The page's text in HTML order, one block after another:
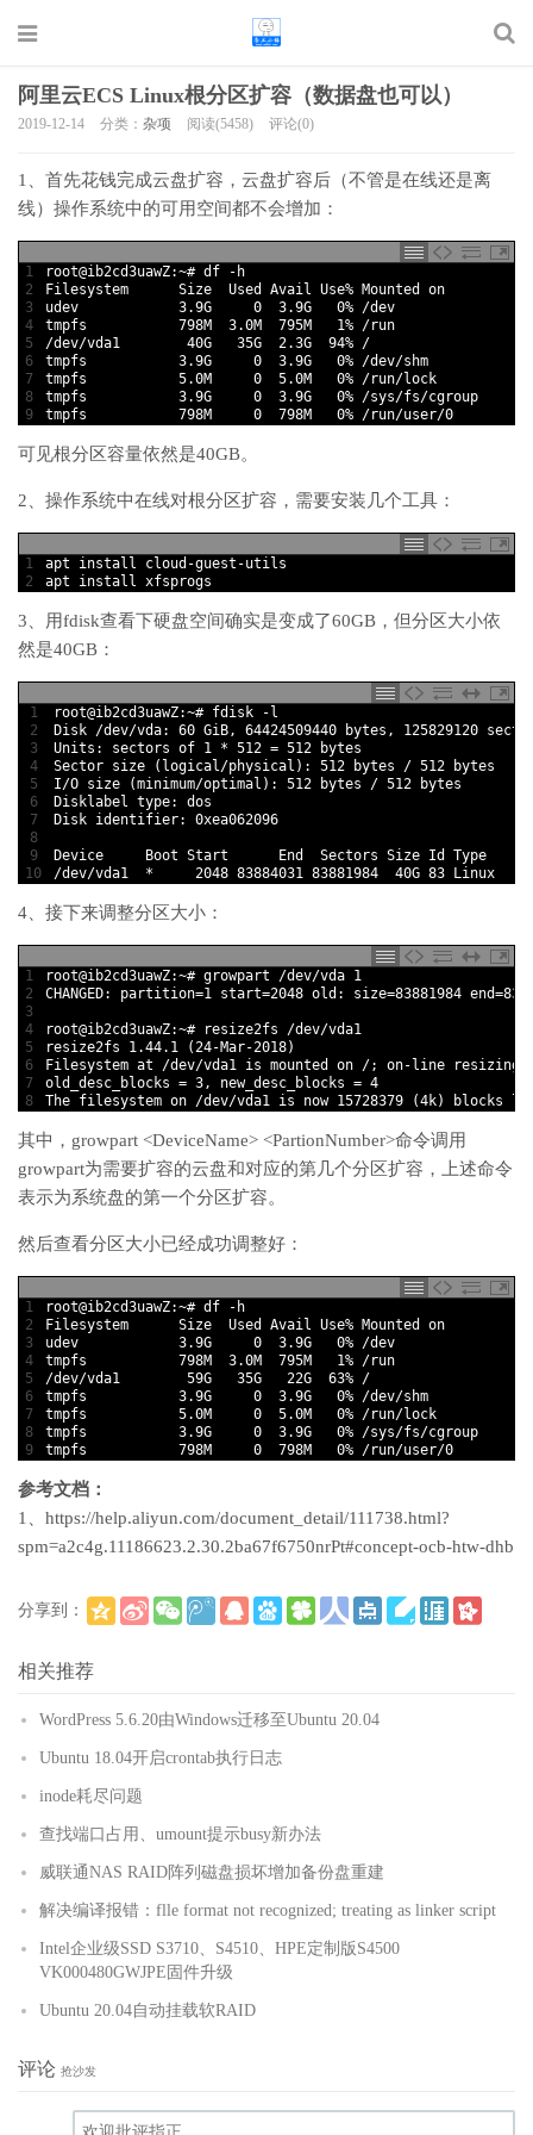
阿里云ECS Linux根分区扩容（数据盘也可以）
2019-12-14 分类： 杂项 阅读(5458) 评论(0)
1、首先花钱完成云盘扩容，云盘扩容后（不管是在线还是离
线）操作系统中的可用空间都不会增加：
1
2
3
4
5
6
7
8
9
root@ib2cd3uawZ:~# df -h
Filesystem Size Used Avail Use% Mounted on
udev
3.9G 0 3.9G 0% /dev
tmpfs
798M 3.0M 795M 1% /run
/dev/vda1 40G 35G 2.3G 94% /
tmpfs
3.9G 0 3.9G 0% /dev/shm
tmpfs
5.0M 0 5.0M 0% /run/lock
tmpfs
3.9G 0 3.9G 0% /sys/fs/cgroup
tmpfs
798M 0 798M 0% /run/user/0
可见根分区容量依然是40GB。
2、操作系统中在线对根分区扩容，需要安装几个工具：
1
2
apt install cloud -guest -utils
apt install xfsprogs
3、用fdisk查看下硬盘空间确实是变成了60GB，但分区大小依
然是40GB：
1
2
3
4
5
6
7
8
9
10
root@ib2cd3uawZ:~# fdisk -l
Disk /dev/vda: 60 GiB, 64424509440 bytes , 125829120
Units : sectors of 1 * 512 = 512
bytes
Sector size ( logical/physical ) : 512 bytes / 512
bytes
I/O size (minimum/optimal ) : 512 bytes / 512
bytes
Disklabel type:
dos
Disk identifier: 0xea062096
Device Boot Start End Sectors Size Id Type
/dev/vda1  * 2048 83884031 83881984 40G 83 Linux
4、接下来调整分区大小：
1
2
3
4
5
6
7
8
root@ib2cd3uawZ:~# growpart /dev/vda 1
CHANGED: partition=1 start=2048 old : size=83881984 end=
root@ib2cd3uawZ:~# resize2fs /dev/vda1
resize2fs
1.44.1 (24-Mar-2018)
Filesystem at /dev/vda1 is mounted on /; on- line resizing
old_desc_blocks = 3, new_desc_blocks = 4
The filesystem on /dev/vda1 is now 15728379 (4k) blocks
其中，growpart <DeviceName> <PartionNumber>命令调用
growpart为需要扩容的云盘和对应的第几个分区扩容，上述命令
表示为系统盘的第一个分区扩容。
然后查看分区大小已经成功调整好：
1
2
3
4
5
6
7
8
9
root@ib2cd3uawZ:~# df -h
Filesystem Size Used Avail Use% Mounted on
udev
3.9G 0 3.9G 0% /dev
tmpfs
798M 3.0M 795M 1% /run
/dev/vda1 59G 35G 22G 63% /
tmpfs
3.9G 0 3.9G 0% /dev/shm
tmpfs
5.0M 0 5.0M 0% /run/lock
tmpfs
3.9G 0 3.9G 0% /sys/fs/cgroup
tmpfs
798M 0 798M 0% /run/user/0
参考文档：
1、https://help.aliyun.com/document_detail/111738.html?
spm=a2c4g.11186623.2.30.2ba67f6750nrPt#concept-ocb-htw-dhb
分享到：
相关推荐
WordPress 5.6.20由Windows迁移至Ubuntu 20.04
Ubuntu 18.04开启crontab执行日志
inode耗尽问题
查找端口占用、umount提示busy新办法
威联通NAS RAID阵列磁盘损坏增加备份盘重建
解决编译报错：flle format not recognized; treating as linker script
Intel企业级SSD S3710、S4510、HPE定制版S4500
VK000480GWJPE固件升级
Ubuntu 20.04自动挂载软RAID
评论 抢沙发